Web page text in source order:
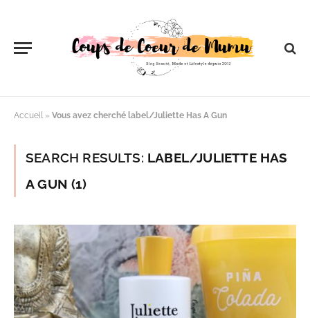
Accueil » Vous avez cherché label/Juliette Has A Gun
SEARCH RESULTS: LABEL/JULIETTE HAS
A GUN (1)